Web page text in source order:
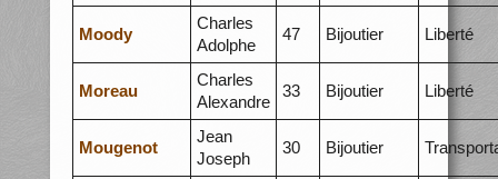
Moody
Charles
Adolphe
47 Bijoutier Liberté
Moreau
Charles
Alexandre
33 Bijoutier Liberté
Mougenot
Jean
Joseph
30 Bijoutier